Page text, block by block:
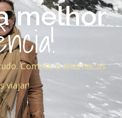
melhor
Comece a arrumar as
viajar!